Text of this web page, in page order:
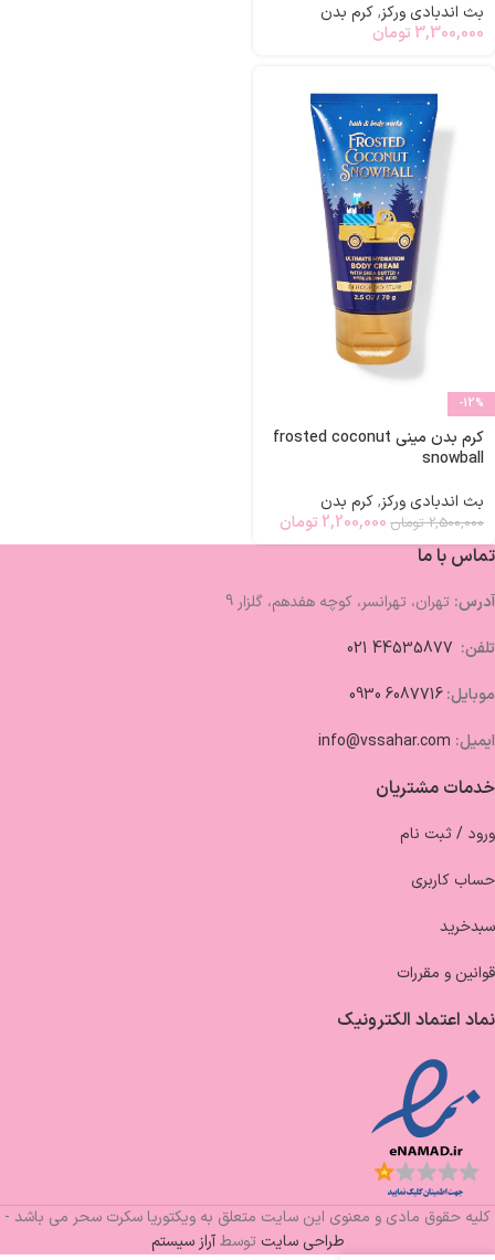
بث اندبادی ورکز,کرم بدن
3,300,000 تومان
-12%
کرم بدن مینی frosted coconut
snowball
بث اندبادی ورکز,کرم بدن
2,500,000 تومان 2,200,000 تومان
تماس با ما
آدرس: تهران، تهرانسر، کوچه هفدهم، گلزار 9
تلفن:
موبایل:6087716 0930
ایمیل: info@vssahar.com
خدمات مشتریان
ورود / ثبت نام
حساب کاربری
سبدخرید
قوانین و مقررات
نماد اعتماد الکترونیک
کلیه حقوق مادی و معنوی این سایت متعلق به ویکتوریا سکرت سحر می باشد -
طراحی سایت توسطآراز سیستم